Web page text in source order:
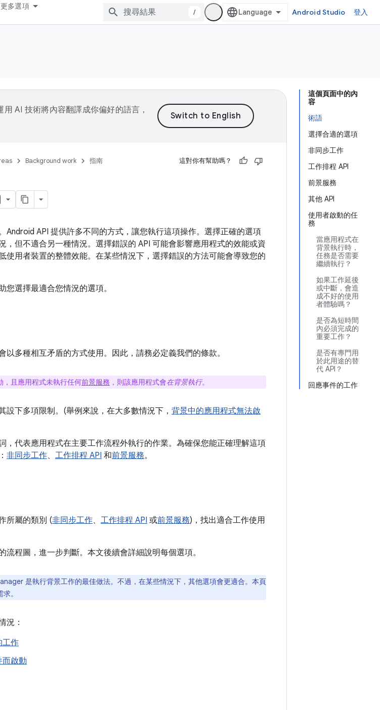
更多選項
/ Android Studio 登入
這個頁面中的內
容
術語
選擇合適的選項
非同步工作
工作排程 API
前景服務
其他 API
使用者啟動的任
務
當應用程式在
背景執行時，
任務是否需要
繼續執行？
如果工作延後
或中斷，會造
成不好的使用
者體驗嗎？
是否為短時間
內必須完成的
重要工作？
是否有專門用
於此用途的替
代 API？
回應事件的工作
AI 技術將內容翻譯成你偏好的語言，
Background work 指南 這對你有幫助嗎？
Android API 提供許多不同的方式，讓您執行這項操作。選擇正確的選項
，但不適合另一種情況。選擇錯誤的 API 可能會影響應用程式的效能或資
使用者裝置的整體效能。在某些情況下，選擇錯誤的方法可能會導致您的
選擇最適合您情況的選項。
多種相互矛盾的方式使用。因此，請務必定義我們的條款。
，且應用程式未執行任何前景服務 ，則該應用程式會在背景執行。
設下多項限制。(舉例來說，在大多數情況下， 背景中的應用程式無法啟
，代表應用程式在主要工作流程外執行的作業。為確保您能正確理解這項
非同步工作、 工作排程 API 和前景服務。
所屬的類別 (非同步工作、 工作排程 API 或前景服務)，找出適合工作使用
程圖，進一步判斷。本文後續會詳細說明每個選項。
是執行背景工作的最佳做法。不過，在某些情況下，其他選項會更適合。本頁
。
況：
工作
啟動